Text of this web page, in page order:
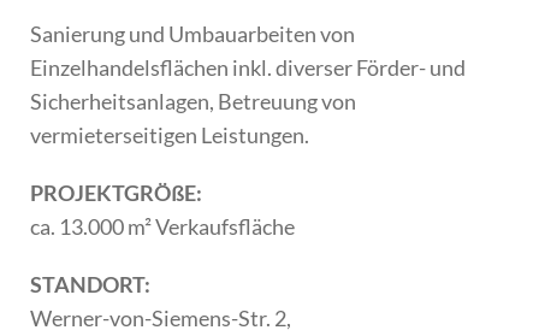
Sanierung und Umbauarbeiten von
Einzelhandelsflächen inkl. diverser Förder- und
Sicherheitsanlagen, Betreuung von
vermieterseitigen Leistungen.
PROJEKTGRÖßE:
ca. 13.000 m² Verkaufsfläche
STANDORT:
Werner-von-Siemens-Str. 2,